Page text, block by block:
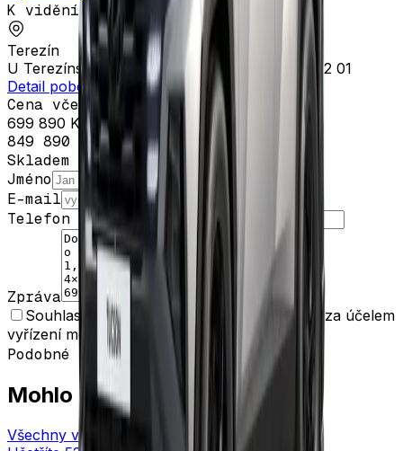
K vidění na pobočce
Terezín
U Terezínské křižovatky 161, Nové Kopisty, 412 01
Detail pobočky
+420 739 099 301
Cena včetně DPH
699 890 Kč
849 890 Kč
Skladem
Jméno
E-mail
Telefon
(nepovinné)
Zpráva
Souhlasím se zpracováním osobních údajů za účelem
vyřízení mé poptávky.
Podobné vozy
Mohlo by vás zajímat
Všechny vozy